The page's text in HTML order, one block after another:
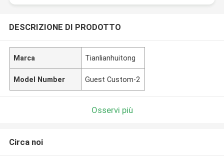
DESCRIZIONE DI PRODOTTO
Marca Tianlianhuitong
Model Number Guest Custom-2
Osservi più
Circa noi